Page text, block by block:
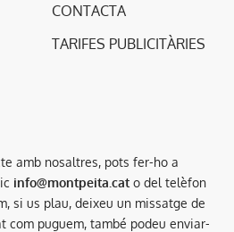
CONTACTA
TARIFES PUBLICITÀRIES
amb nosaltres, pots fer-ho a
info@montpeita.cat o del telèfon
si us plau, deixeu un missatge de
com puguem, també podeu enviar-